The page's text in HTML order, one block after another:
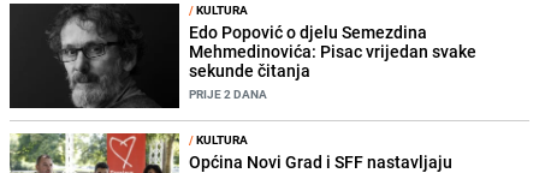
/KULTURA
Edo Popović o djelu Semezdina
Mehmedinovića: Pisac vrijedan svake
sekunde čitanja
PRIJE 2 DANA
/KULTURA
Općina Novi Grad i SFF nastavljaju